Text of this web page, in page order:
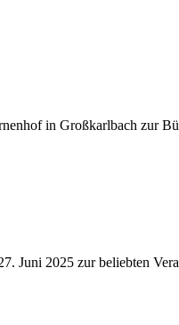
in Großkarlbach zur
Juni 2025 zur beliebten